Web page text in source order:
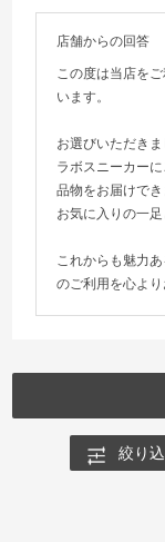
店舗からの回答
この度は当店を
います。
お選びいただき
ラボスニーカー
品物をお届けでき
お気に入りの一
これからも魅力
のご利用を心より
絞り